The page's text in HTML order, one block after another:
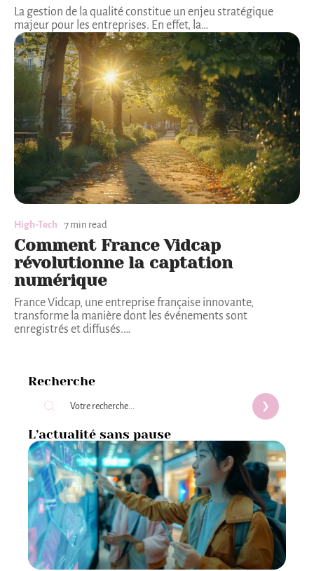
La gestion de la qualité constitue un enjeu stratégique
majeur pour les entreprises. En effet, la…
High-Tech 7 min read
Comment France Vidcap
révolutionne la captation
numérique
France Vidcap, une entreprise française innovante,
transforme la manière dont les événements sont
enregistrés et diffusés.…
Recherche
L’actualité sans pause